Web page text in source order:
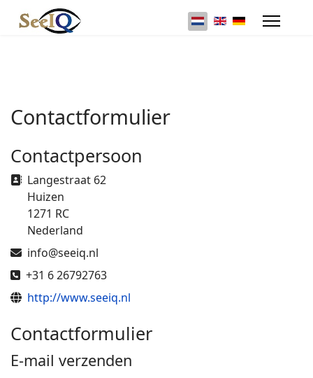
Selecteer de taal
Contactformulier
Contactpersoon
Adres
Langestraat 62
Huizen
1271 RC
Nederland
E-mailadres
info@seeiq.nl
Telefoon
+31 6 26792763
Website
http://www.seeiq.nl
Contactformulier
E-mail verzenden